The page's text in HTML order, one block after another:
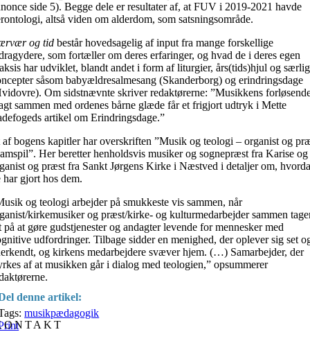
side 5). Begge dele er resultater af, at FUV i 2019-2021 havde
altså viden om alderdom, som satsningsområde.
og tidbestår hovedsagelig af input fra mange forskellige
som fortæller om deres erfaringer, og hvad de i deres egen
har udviklet, blandt andet i form af liturgier, års(tids)hjul og
såsom babyældresalmesang (Skanderborg) og erindringsdage
Om sidstnævnte skriver redaktørerne: ”Musikkens
sammen med ordenes bårne glæde får et frigjort udtryk i Mette
artikel om Erindringsdage.”
af bogens kapitler har overskriften ”Musik og teologi – organist og
Her beretter henholdsvis musiker og sognepræst fra Karise og
og præst fra Sankt Jørgens Kirke i Næstved i detaljer om,
har gjort hos dem.
og teologi arbejder på smukkeste vis sammen, når
kirkemusiker og præst/kirke- og kulturmedarbejder sammen
på at gøre gudstjenester og andagter levende for mennesker med
udfordringer. Tilbage sidder en menighed, der oplever sig set
og kirkens medarbejdere svæver hjem. (…) Samarbejder, der
af at musikken går i dialog med teologien,” opsummerer
musikpædagogik
denne artikel: